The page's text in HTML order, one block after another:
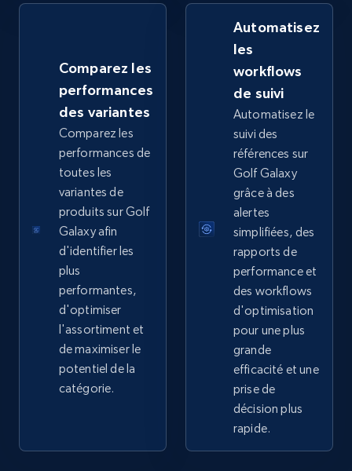
2.4K+ 199+ Commencer
Home Depot US
URL, Domain, Country code, Model number,
Sku, Product id, Product name, Manufacturer,
and more.
2.1K+ Commencer
Home Depot US - Gather data on products
using specified keywords
URL, Domain, Country code, Model number,
Sku, Product id, Product name, Manufacturer,
and more.
2.1K+ Commencer
Comparez les
performances
des variantes
Comparez les
performances de
toutes les
variantes de
produits sur Golf
Galaxy afin
d'identifier les
plus
performantes,
d'optimiser
l'assortiment et
de maximiser le
potentiel de la
catégorie.
Automatisez
les
workflows
de suivi
Automatisez le
suivi des
références sur
Golf Galaxy
grâce à des
alertes
simplifiées, des
rapports de
performance et
des workflows
d'optimisation
pour une plus
grande
efficacité et une
prise de
décision plus
rapide.